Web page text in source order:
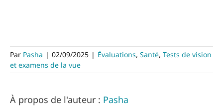
Par Pasha | 02/09/2025 | Évaluations, Santé, Tests de vision
et examens de la vue
À propos de l'auteur : Pasha